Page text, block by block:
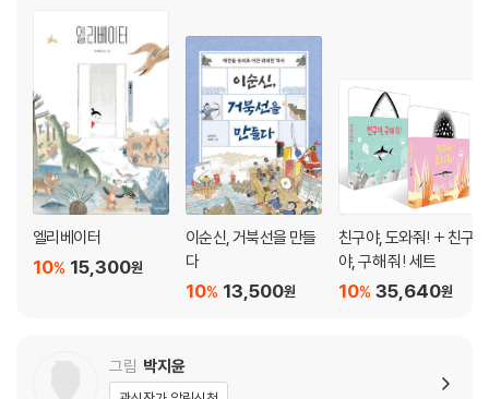
엘리베이터
15,300원
10%
이순신, 거북선을 만들
다
13,500원
10%
친구야, 도와줘! + 친구
야, 구해 줘! 세트
35,640원
10%
그림 박지윤